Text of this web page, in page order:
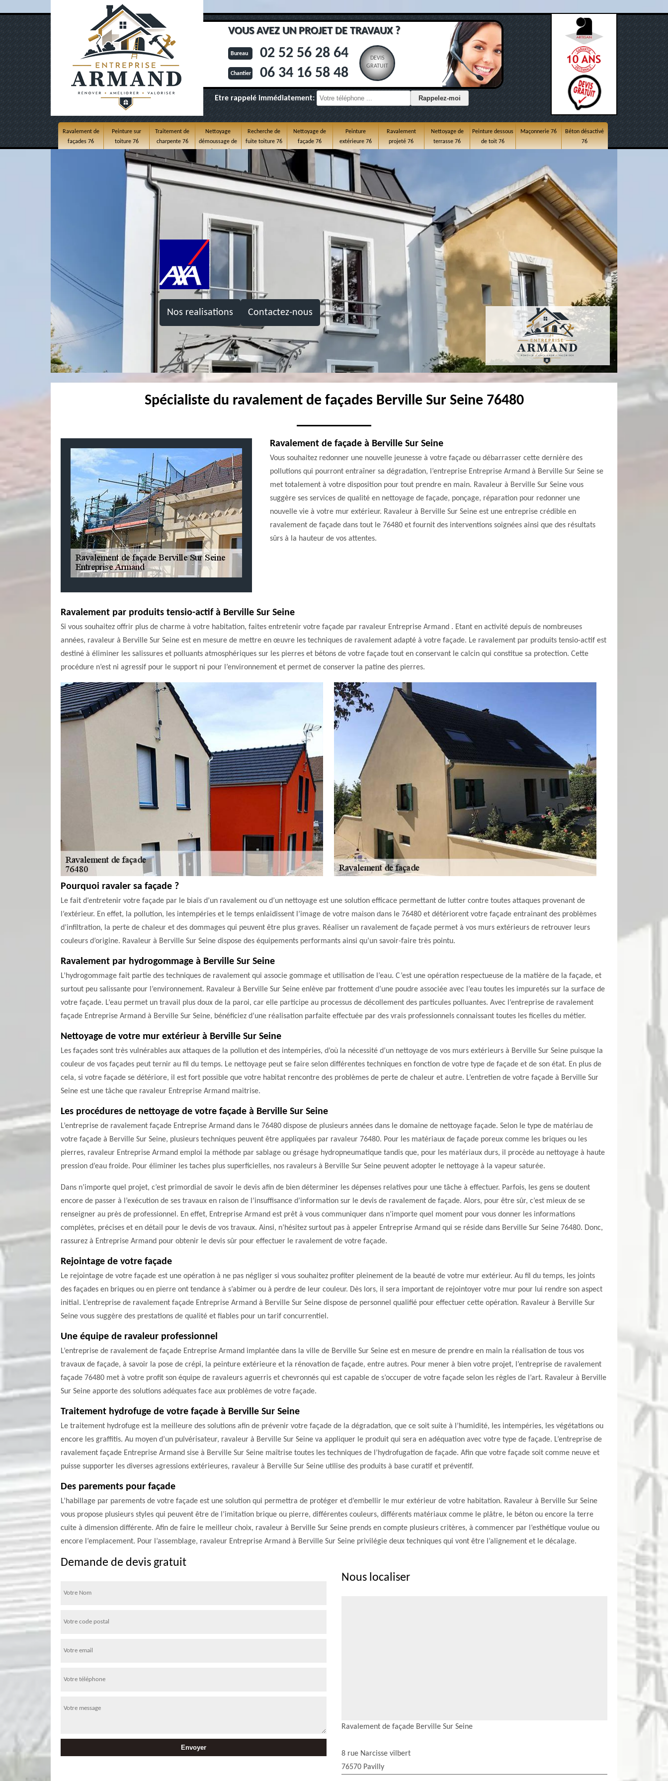
VOUS AVEZ UN PROJET DE TRAVAUX ?
Bureau 02 52 56 28 64
Chantier 06 34 16 58 48
DEVIS
GRATUIT
Etre rappelé immédiatement:
Ravalement de
façades 76
Peinture sur
toiture 76
Traitement de
charpente 76
Nettoyage
démoussage de
Recherche de
fuite toiture 76
Nettoyage de
façade 76
Peinture
extérieure 76
Ravalement
projeté 76
Nettoyage de
terrasse 76
Peinture dessous
de toit 76
Maçonnerie 76
Béton désactivé
76
Nos realisations Contactez-nous
Spécialiste du ravalement de façades Berville Sur Seine 76480
Ravalement de façade à Berville Sur Seine
Vous souhaitez redonner une nouvelle jeunesse à votre façade ou débarrasser cette dernière des
pollutions qui pourront entraîner sa dégradation, l’entreprise Entreprise Armand à Berville Sur Seine se
met totalement à votre disposition pour tout prendre en main. Ravaleur à Berville Sur Seine vous
suggère ses services de qualité en nettoyage de façade, ponçage, réparation pour redonner une
nouvelle vie à votre mur extérieur. Ravaleur à Berville Sur Seine est une entreprise crédible en
ravalement de façade dans tout le 76480 et fournit des interventions soignées ainsi que des résultats
sûrs à la hauteur de vos attentes.
Ravalement par produits tensio-actif à Berville Sur Seine
Si vous souhaitez offrir plus de charme à votre habitation, faites entretenir votre façade par ravaleur Entreprise Armand . Etant en activité depuis de nombreuses
années, ravaleur à Berville Sur Seine est en mesure de mettre en œuvre les techniques de ravalement adapté à votre façade. Le ravalement par produits tensio-actif est
destiné à éliminer les salissures et polluants atmosphériques sur les pierres et bétons de votre façade tout en conservant le calcin qui constitue sa protection. Cette
procédure n’est ni agressif pour le support ni pour l’environnement et permet de conserver la patine des pierres.
Pourquoi ravaler sa façade ?
Le fait d’entretenir votre façade par le biais d’un ravalement ou d’un nettoyage est une solution efficace permettant de lutter contre toutes attaques provenant de
l’extérieur. En effet, la pollution, les intempéries et le temps enlaidissent l’image de votre maison dans le 76480 et détériorent votre façade entrainant des problèmes
d’infiltration, la perte de chaleur et des dommages qui peuvent être plus graves. Réaliser un ravalement de façade permet à vos murs extérieurs de retrouver leurs
couleurs d’origine. Ravaleur à Berville Sur Seine dispose des équipements performants ainsi qu’un savoir-faire très pointu.
Ravalement par hydrogommage à Berville Sur Seine
L’hydrogommage fait partie des techniques de ravalement qui associe gommage et utilisation de l’eau. C’est une opération respectueuse de la matière de la façade, et
surtout peu salissante pour l’environnement. Ravaleur à Berville Sur Seine enlève par frottement d’une poudre associée avec l’eau toutes les impuretés sur la surface de
votre façade. L’eau permet un travail plus doux de la paroi, car elle participe au processus de décollement des particules polluantes. Avec l’entreprise de ravalement
façade Entreprise Armand à Berville Sur Seine, bénéficiez d’une réalisation parfaite effectuée par des vrais professionnels connaissant toutes les ficelles du métier.
Nettoyage de votre mur extérieur à Berville Sur Seine
Les façades sont très vulnérables aux attaques de la pollution et des intempéries, d’où la nécessité d’un nettoyage de vos murs extérieurs à Berville Sur Seine puisque la
couleur de vos façades peut ternir au fil du temps. Le nettoyage peut se faire selon différentes techniques en fonction de votre type de façade et de son état. En plus de
cela, si votre façade se détériore, il est fort possible que votre habitat rencontre des problèmes de perte de chaleur et autre. L’entretien de votre façade à Berville Sur
Seine est une tâche que ravaleur Entreprise Armand maitrise.
Les procédures de nettoyage de votre façade à Berville Sur Seine
L’entreprise de ravalement façade Entreprise Armand dans le 76480 dispose de plusieurs années dans le domaine de nettoyage façade. Selon le type de matériau de
votre façade à Berville Sur Seine, plusieurs techniques peuvent être appliquées par ravaleur 76480. Pour les matériaux de façade poreux comme les briques ou les
pierres, ravaleur Entreprise Armand emploi la méthode par sablage ou grésage hydropneumatique tandis que, pour les matériaux durs, il procède au nettoyage à haute
pression d’eau froide. Pour éliminer les taches plus superficielles, nos ravaleurs à Berville Sur Seine peuvent adopter le nettoyage à la vapeur saturée.
Dans n’importe quel projet, c’est primordial de savoir le devis afin de bien déterminer les dépenses relatives pour une tâche à effectuer. Parfois, les gens se doutent
encore de passer à l’exécution de ses travaux en raison de l’insuffisance d’information sur le devis de ravalement de façade. Alors, pour être sûr, c’est mieux de se
renseigner au près de professionnel. En effet, Entreprise Armand est prêt à vous communiquer dans n’importe quel moment pour vous donner les informations
complètes, précises et en détail pour le devis de vos travaux. Ainsi, n’hésitez surtout pas à appeler Entreprise Armand qui se réside dans Berville Sur Seine 76480. Donc,
rassurez à Entreprise Armand pour obtenir le devis sûr pour effectuer le ravalement de votre façade.
Rejointage de votre façade
Le rejointage de votre façade est une opération à ne pas négliger si vous souhaitez profiter pleinement de la beauté de votre mur extérieur. Au fil du temps, les joints
des façades en briques ou en pierre ont tendance à s’abimer ou à perdre de leur couleur. Dès lors, il sera important de rejointoyer votre mur pour lui rendre son aspect
initial. L’entreprise de ravalement façade Entreprise Armand à Berville Sur Seine dispose de personnel qualifié pour effectuer cette opération. Ravaleur à Berville Sur
Seine vous suggère des prestations de qualité et fiables pour un tarif concurrentiel.
Une équipe de ravaleur professionnel
L’entreprise de ravalement de façade Entreprise Armand implantée dans la ville de Berville Sur Seine est en mesure de prendre en main la réalisation de tous vos
travaux de façade, à savoir la pose de crépi, la peinture extérieure et la rénovation de façade, entre autres. Pour mener à bien votre projet, l’entreprise de ravalement
façade 76480 met à votre profit son équipe de ravaleurs aguerris et chevronnés qui est capable de s’occuper de votre façade selon les règles de l’art. Ravaleur à Berville
Sur Seine apporte des solutions adéquates face aux problèmes de votre façade.
Traitement hydrofuge de votre façade à Berville Sur Seine
Le traitement hydrofuge est la meilleure des solutions afin de prévenir votre façade de la dégradation, que ce soit suite à l’humidité, les intempéries, les végétations ou
encore les graffitis. Au moyen d’un pulvérisateur, ravaleur à Berville Sur Seine va appliquer le produit qui sera en adéquation avec votre type de façade. L’entreprise de
ravalement façade Entreprise Armand sise à Berville Sur Seine maîtrise toutes les techniques de l’hydrofugation de façade. Afin que votre façade soit comme neuve et
puisse supporter les diverses agressions extérieures, ravaleur à Berville Sur Seine utilise des produits à base curatif et préventif.
Des parements pour façade
L’habillage par parements de votre façade est une solution qui permettra de protéger et d’embellir le mur extérieur de votre habitation. Ravaleur à Berville Sur Seine
vous propose plusieurs styles qui peuvent être de l’imitation brique ou pierre, différentes couleurs, différents matériaux comme le plâtre, le béton ou encore la terre
cuite à dimension différente. Afin de faire le meilleur choix, ravaleur à Berville Sur Seine prends en compte plusieurs critères, à commencer par l’esthétique voulue ou
encore l’emplacement. Pour l’assemblage, ravaleur Entreprise Armand à Berville Sur Seine privilégie deux techniques qui vont être l’alignement et le décalage.
Demande de devis gratuit
Nous localiser
Ravalement de façade Berville Sur Seine
8 rue Narcisse vilbert
76570 Pavilly